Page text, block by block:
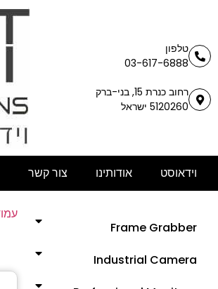
טלפון
03-617-6888
רחוב כנרת 15, בני-ברק
5120260 ישראל
וידאוסט אודותינו צור קשר
Frame Grabber
Industrial Camera